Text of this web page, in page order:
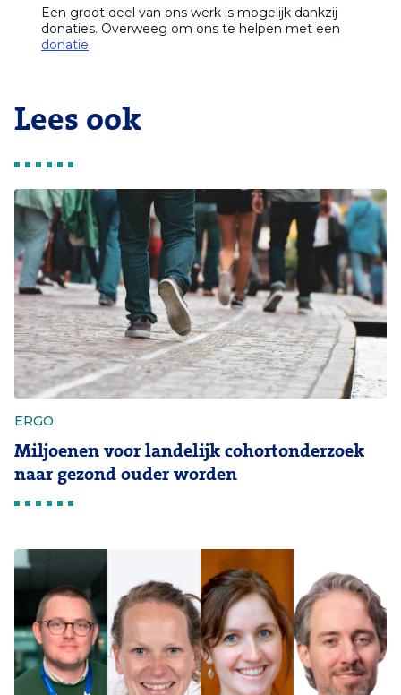
Een groot deel van ons werk is mogelijk dankzij
donaties. Overweeg om ons te helpen met een
donatie.
Lees ook
ERGO
Miljoenen voor landelijk cohortonderzoek
naar gezond ouder worden